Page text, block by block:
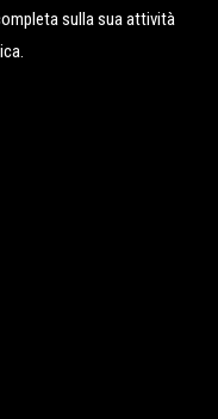
sulla sua attività